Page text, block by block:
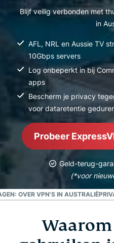
Blijf veilig verbonden met
in
AFL, NRL en Aussie TV
10Gbps servers
Log onbeperkt in bij
apps
Bescherm je privacy
voor dataretentie
Probeer
Geld-terug-
(*voor
OVER VPN'S IN AUSTRALIË
Waarom een VPN